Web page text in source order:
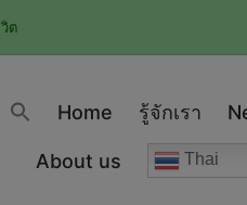
ต
Home รู้จักเรา
About us Thai